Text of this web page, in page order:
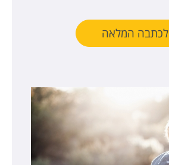
לכתבה המלאה